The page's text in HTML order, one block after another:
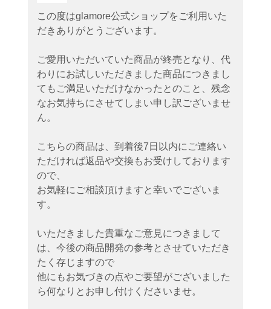
この度はglamore公式ショップをご利用いた
だきありがとうございます。
ご愛用いただいていた商品が終売となり、代
わりにお試しいただきました商品につきまし
てもご満足いただけなかったとのこと、残念
なお気持ちにさせてしまい申し訳ございませ
ん。
こちらの商品は、到着後7日以内にご連絡い
ただければ返品や交換もお受けしております
ので、
お気軽にご相談頂けますと幸いでございま
す。
いただきました貴重なご意見につきまして
は、今後の商品開発の参考とさせていただき
たく存じますので
他にもお気づきの点やご要望がございました
ら何なりとお申し付けくださいませ。